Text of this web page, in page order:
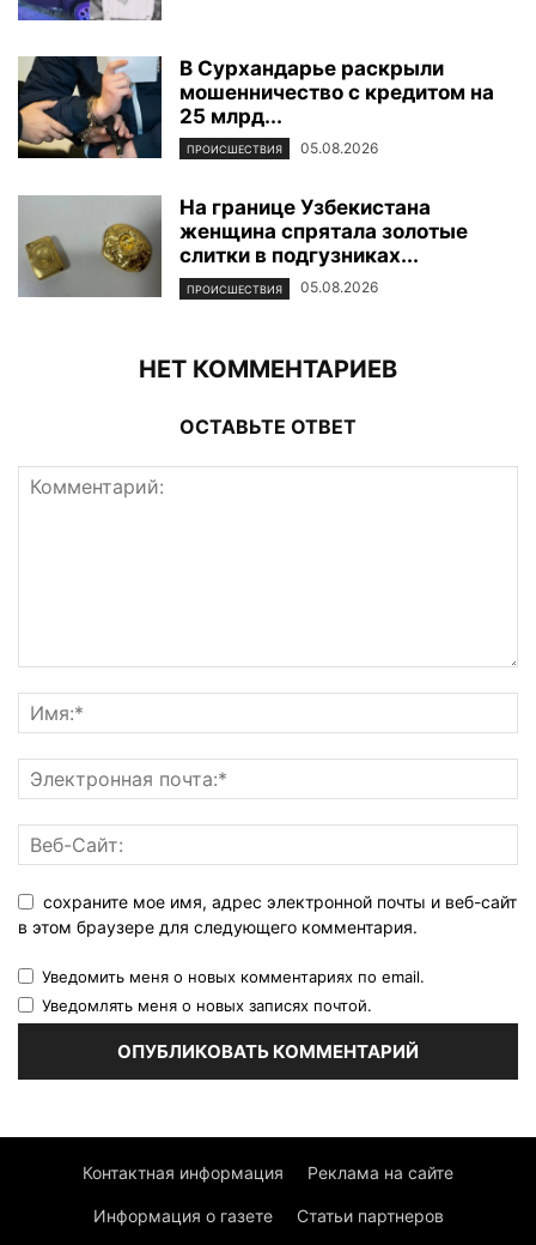
В Сурхандарье раскрыли
мошенничество с кредитом на
25 млрд...
ПРОИСШЕСТВИЯ 05.08.2026
На границе Узбекистана
женщина спрятала золотые
слитки в подгузниках...
ПРОИСШЕСТВИЯ 05.08.2026
НЕТ КОММЕНТАРИЕВ
ОСТАВЬТЕ ОТВЕТ
сохраните мое имя, адрес электронной почты и веб-сайт
в этом браузере для следующего комментария.
Уведомить меня о новых комментариях по email.
Уведомлять меня о новых записях почтой.
Контактная информация Реклама на сайте
Информация о газете Статьи партнеров